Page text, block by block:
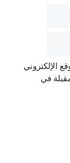
الإلكتروني
في